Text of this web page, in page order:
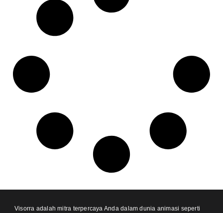
Visorra adalah mitra terpercaya Anda dalam dunia animasi seperti